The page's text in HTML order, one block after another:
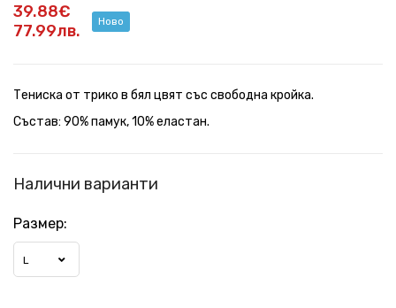
39.88€
77.99лв.
Ново
Тениска от трико в бял цвят със свободна кройка.
Състав: 90% памук, 10% еластан.
Налични варианти
Размер:
L